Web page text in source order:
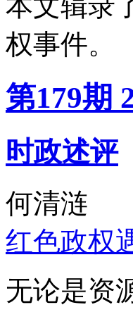
权事件。
第179期
时政述评
何清涟
红色政权
无论是资